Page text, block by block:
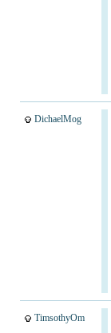
DichaelMog
TimsothyOm